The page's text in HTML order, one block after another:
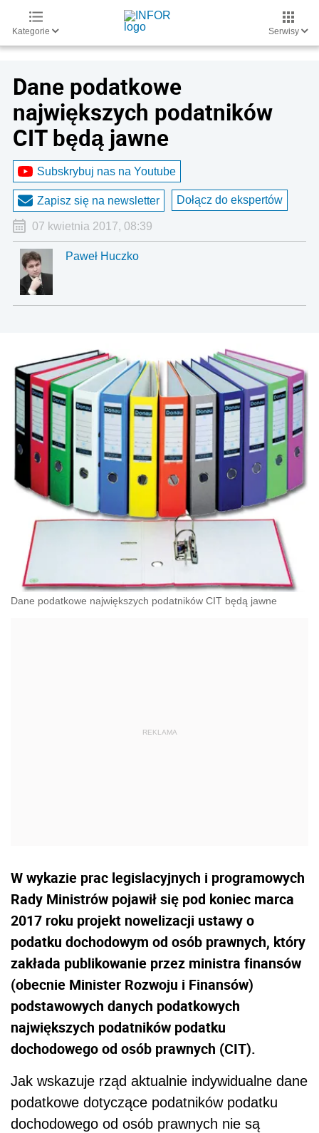
Kategorie Serwisy
Dane podatkowe
największych podatników
CIT będą jawne
Subskrybuj nas na Youtube
Zapisz się na newsletter Dołącz do ekspertów
07 kwietnia 2017, 08:39
Paweł Huczko
Dane podatkowe największych podatników CIT będą jawne
W wykazie prac legislacyjnych i programowych
Rady Ministrów pojawił się pod koniec marca
2017 roku projekt nowelizacji ustawy o
podatku dochodowym od osób prawnych, który
zakłada publikowanie przez ministra finansów
(obecnie Minister Rozwoju i Finansów)
podstawowych danych podatkowych
największych podatników podatku
dochodowego od osób prawnych (CIT).
Jak wskazuje rząd aktualnie indywidualne dane
podatkowe dotyczące podatników podatku
dochodowego od osób prawnych nie są